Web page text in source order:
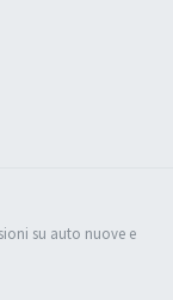
su auto nuove e